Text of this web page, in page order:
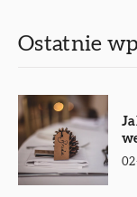
Ostatnie